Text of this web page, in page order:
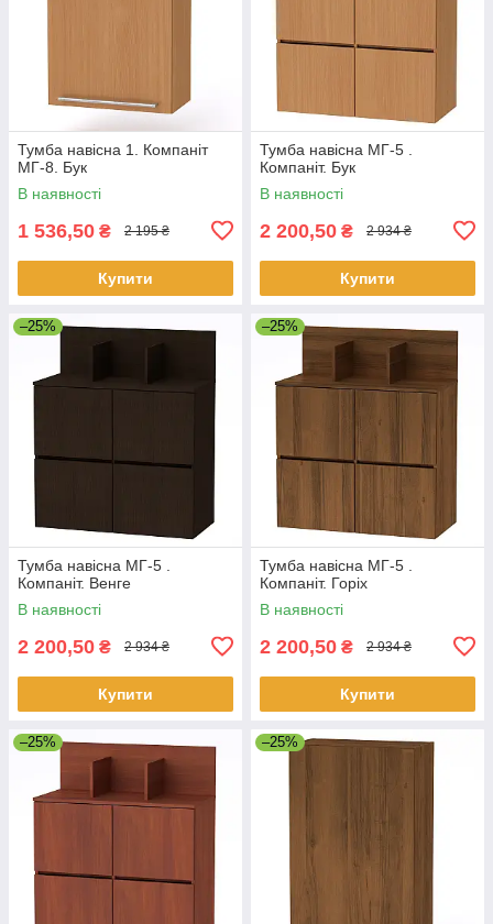
Тумба навісна 1. Компаніт
МГ-8. Бук
В наявності
1 536,50 ₴ 2 195 ₴
Купити
Тумба навісна МГ-5 .
Компаніт. Бук
В наявності
2 200,50 ₴ 2 934 ₴
Купити
–25%
Тумба навісна МГ-5 .
Компаніт. Венге
В наявності
2 200,50 ₴ 2 934 ₴
Купити
–25%
Тумба навісна МГ-5 .
Компаніт. Горіх
В наявності
2 200,50 ₴ 2 934 ₴
Купити
–25% –25%